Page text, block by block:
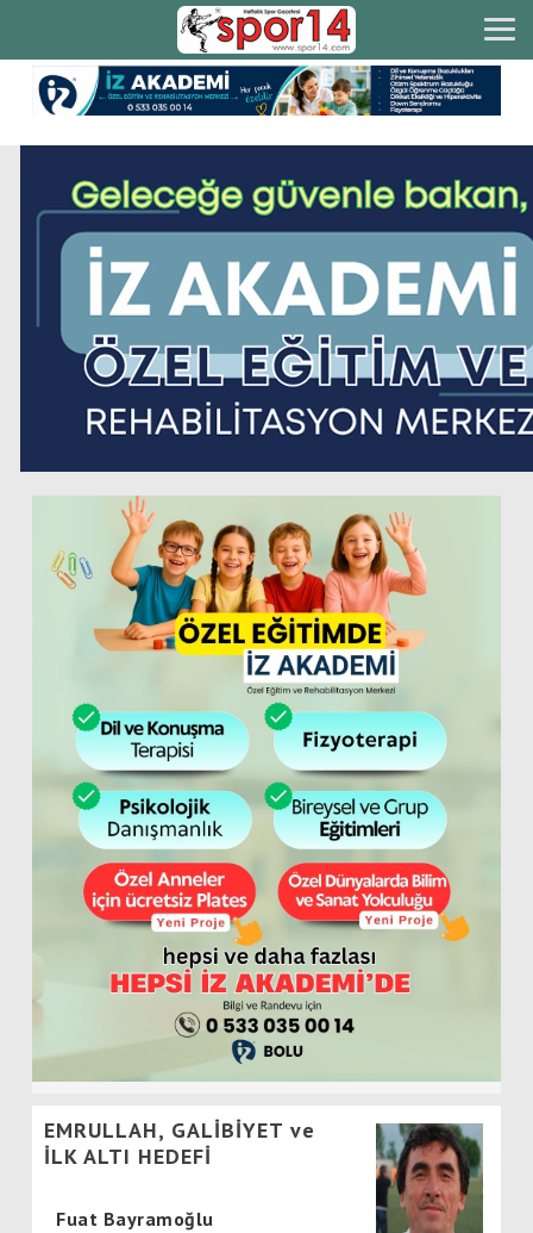
EMRULLAH, GALİBİYET ve
İLK ALTI HEDEFİ
Fuat Bayramoğlu